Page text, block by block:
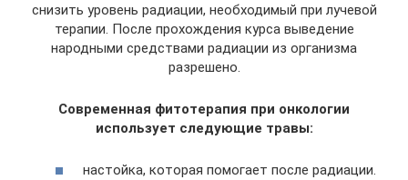
снизить уровень радиации, необходимый при лучевой
терапии. После прохождения курса выведение
народными средствами радиации из организма
разрешено.
Современная фитотерапия при онкологии
использует следующие травы:
настойка, которая помогает после радиации.